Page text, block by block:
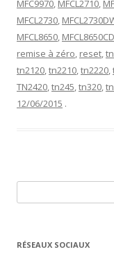
MFC9970, MFCL2710,
MFCL2730,
MFCL8650,
remise à zéro, reset,tn
tn2120,tn2210,tn2220,
TN2420,tn245,tn320,
12/06/2015 .
RÉSEAUX SOCIAUX